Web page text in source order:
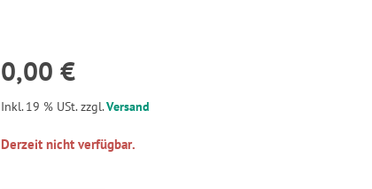
0,00 €
Inkl. 19 % USt. zzgl.Versand
Derzeit nicht verfügbar.